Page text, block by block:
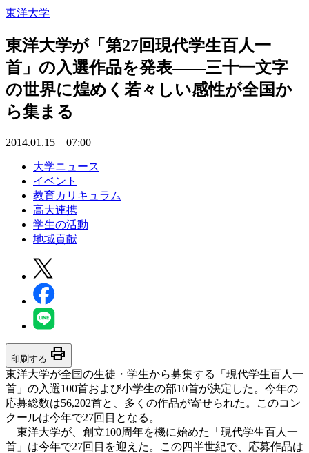
東洋大学
東洋大学が「第27回現代学生百人一
首」の入選作品を発表――三十一文字
の世界に煌めく若々しい感性が全国か
ら集まる
2014.01.15 07:00
大学ニュース
イベント
教育カリキュラム
高大連携
学生の活動
地域貢献
印刷する print
東洋大学が全国の生徒・学生から募集する「現代学生百人一
首」の入選100首および小学生の部10首が決定した。今年の
応募総数は56,202首と、多くの作品が寄せられた。このコン
クールは今年で27回目となる。
東洋大学が、創立100周年を機に始めた「現代学生百人一
首」は今年で27回目を迎えた。この四半世紀で、応募作品は